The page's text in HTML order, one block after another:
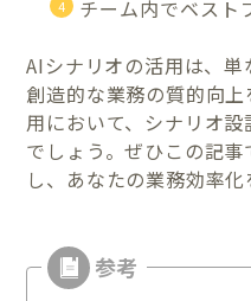
チーム内でベスト
AIシナリオの活用は、単
創造的な業務の質的向
用において、シナリオ
でしょう。ぜひこの記
し、あなたの業務効率化